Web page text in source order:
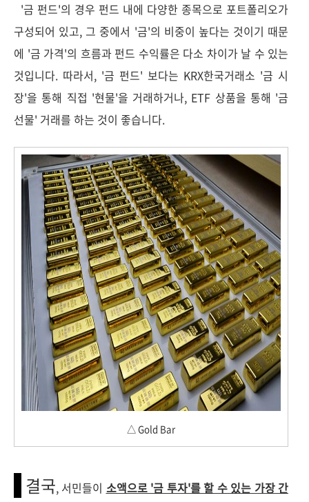
'금 펀드'의 경우 펀드 내에 다양한 종목으로 포트폴리오가
구성되어 있고, 그 중에서 '금'의 비중이 높다는 것이기 때문
에 '금 가격'의 흐름과 펀드 수익률은 다소 차이가 날 수 있는
것입니다. 따라서, '금 펀드' 보다는 KRX한국거래소 '금 시
장'을 통해 직접 '현물'을 거래하거나, ETF 상품을 통해 '금
선물' 거래를 하는 것이 좋습니다.
△ Gold Bar
결국, 서민들이 소액으로 '금 투자'를 할 수 있는 가장 간